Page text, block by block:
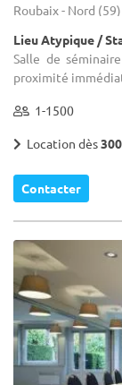
Roubaix - Nord (59)
Lieu Atypique /
Salle de
proximité
1-1500
Location dès
Contacter